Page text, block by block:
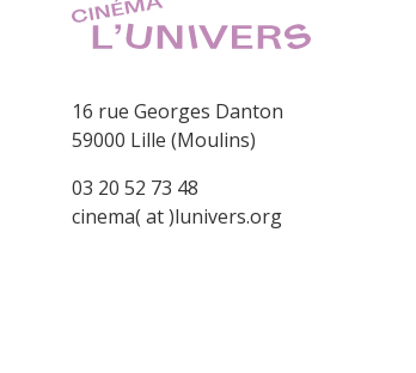
16 rue Georges Danton
59000 Lille (Moulins)
03 20 52 73 48
cinema( at )lunivers.org